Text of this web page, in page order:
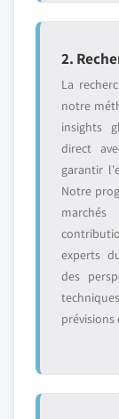
2.
La
notre
insights
direct
garantir
Notre
experts
des
prévisions